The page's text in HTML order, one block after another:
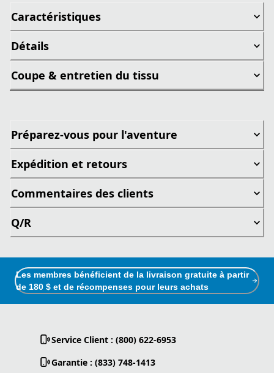
Caractéristiques
Détails
Coupe & entretien du tissu
Préparez-vous pour l'aventure
Expédition et retours
Commentaires des clients
Q/R
Les membres bénéficient de la livraison gratuite à partir
de 180 $ et de récompenses pour leurs achats
Service Client : (800) 622-6953
Garantie : (833) 748-1413